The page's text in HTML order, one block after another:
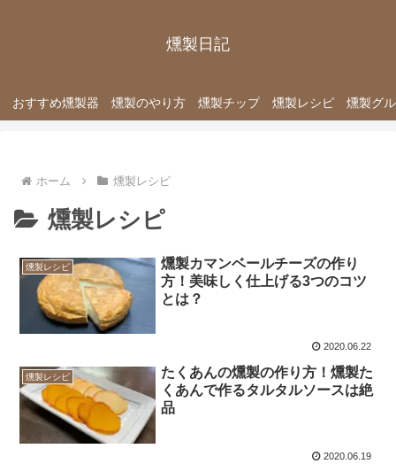
燻製日記
おすすめ燻製器 燻製のやり方 燻製チップ 燻製レシピ 燻製グ
ホーム 燻製レシピ
燻製レシピ
燻製レシピ
燻製カマンベールチーズの作り
方！美味しく仕上げる3つのコツ
とは？
2020.06.22
燻製レシピ
たくあんの燻製の作り方！燻製た
くあんで作るタルタルソースは絶
品
2020.06.19